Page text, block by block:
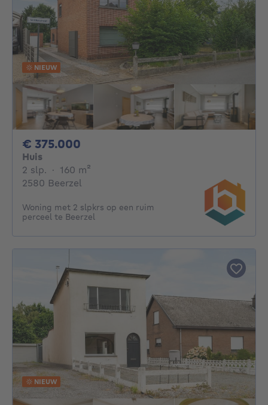
NIEUW
€ 375.000
Huis
2 slp. 2 slaapkamers
· 160 m²
2580 Beerzel
Woning met 2 slpkrs op een ruim
perceel te Beerzel
NIEUW